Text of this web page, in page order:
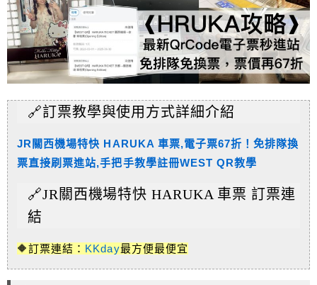
🔗訂票教學與使用方式詳細介紹
JR關西機場特快 HARUKA 車票,電子票67折！免排隊換
票直接刷票進站,手把手教學註冊WEST QR教學
🔗JR關西機場特快 HARUKA 車票 訂票連
結
🔶訂票連結： KKday最方便最便宜